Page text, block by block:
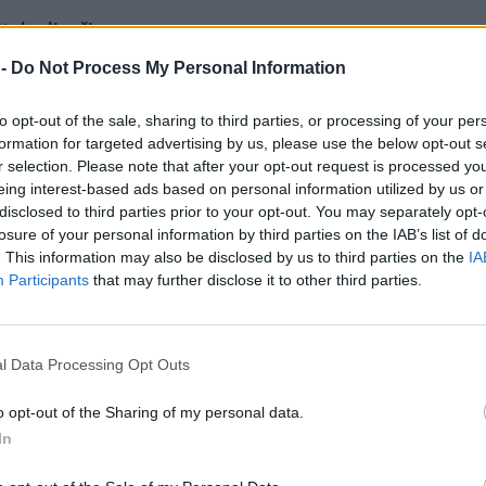
Do Not Process My Personal Information
opt-out of the sale, sharing to third parties, or processing of your
for targeted advertising by us, please use the below opt-out
selection. Please note that after your opt-out request is processed
interest-based ads based on personal information utilized by us
to third parties prior to your opt-out. You may separately
of your personal information by third parties on the IAB’s list of
This information may also be disclosed by us to third parties on the
Participants that may further disclose it to other third parties.
Data Processing Opt Outs
opt-out of the Sharing of my personal data.
do divočiny
podzim – stromy se halí do
palety tónů a na lesy jen hýří
Jedním z míst, kde místo
vládne příroda, je
v Národní přírodní
divočiny. Hluboké
se do postranních roklí
domovem našeho
Na svazích
tisů červených. Nad údolím
několik měsíců pokryje